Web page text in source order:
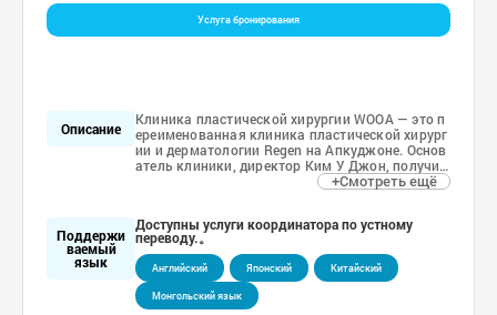
Услуга бронирования
Описание
Клиника пластической хирургии WOOA — это п
ереименованная клиника пластической хирург
ии и дерматологии Regen на Апкуджоне. Основ
атель клиники, директор Ким У Джон, получил
степень доктора пластической хирургии в Сеул
да.
Это международный комплексный бренд крас
оты, который объединяет пластическую хирур
гию, дерматологию и косметику, придерживая
сь философии ответственного подхода к кажд
ому клиенту и созданию утонченной, элегантно
+Смотреть ещё
Поддержи
ваемый
язык
Доступны услуги координатора по устному
переводу.。
Английский Японский Китайский
Монгольский язык